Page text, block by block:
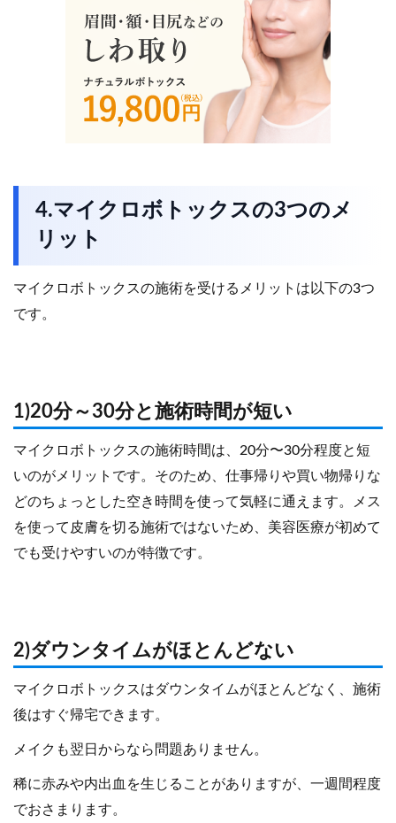
4.マイクロボトックスの3つのメ
リット
マイクロボトックスの施術を受けるメリットは以下の3つ
です。
1)20分～30分と施術時間が短い
マイクロボトックスの施術時間は、20分〜30分程度と短
いのがメリットです。そのため、仕事帰りや買い物帰りな
どのちょっとした空き時間を使って気軽に通えます。メス
を使って皮膚を切る施術ではないため、美容医療が初めて
でも受けやすいのが特徴です。
2)ダウンタイムがほとんどない
マイクロボトックスはダウンタイムがほとんどなく、施術
後はすぐ帰宅できます。
メイクも翌日からなら問題ありません。
稀に赤みや内出血を生じることがありますが、一週間程度
でおさまります。